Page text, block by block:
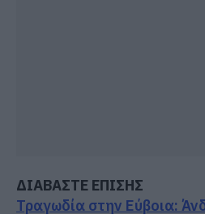
ΔΙΑΒΑΣΤΕ ΕΠΙΣΗΣ
Τραγωδία στην Εύβοια: